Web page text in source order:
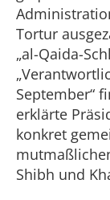
Tortur
„al-Qaida-
September“
erklärte
konkret
Shibh und